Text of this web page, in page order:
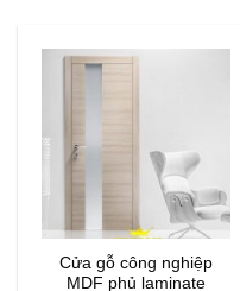
Cửa gỗ công nghiệp
MDF phủ laminate